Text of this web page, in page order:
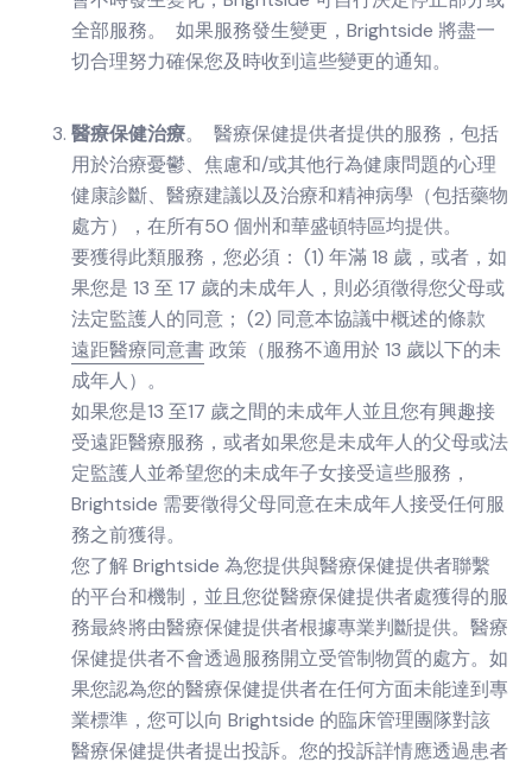
全部服務。 如果服務發生變更，Brightside 將盡一
切合理努力確保您及時收到這些變更的通知。
醫療保健治療。 醫療保健提供者提供的服務，包括
用於治療憂鬱、焦慮和/或其他行為健康問題的心理
健康診斷、醫療建議以及治療和精神病學（包括藥物
處方），在所有50 個州和華盛頓特區均提供。
要獲得此類服務，您必須： (1) 年滿 18 歲，或者，如
果您是 13 至 17 歲的未成年人，則必須徵得您父母或
法定監護人的同意； (2) 同意本協議中概述的條款
遠距醫療同意書政策（服務不適用於 13 歲以下的未
成年人）。
如果您是13 至17 歲之間的未成年人並且您有興趣接
受遠距醫療服務，或者如果您是未成年人的父母或法
定監護人並希望您的未成年子女接受這些服務，
Brightside 需要徵得父母同意在未成年人接受任何服
務之前獲得。
您了解 Brightside 為您提供與醫療保健提供者聯繫
的平台和機制，並且您從醫療保健提供者處獲得的服
務最終將由醫療保健提供者根據專業判斷提供。醫療
保健提供者不會透過服務開立受管制物質的處方。如
果您認為您的醫療保健提供者在任何方面未能達到專
業標準，您可以向 Brightside 的臨床管理團隊對該
醫療保健提供者提出投訴。您的投訴詳情應透過患者